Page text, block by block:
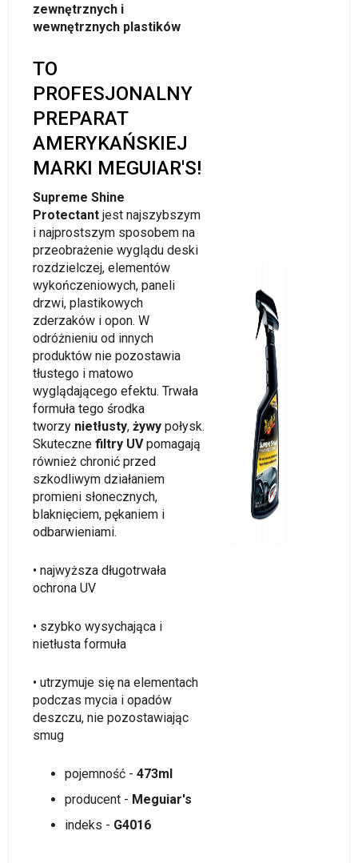
zewnętrznych i
wewnętrznych plastików
TO
PROFESJONALNY
PREPARAT
AMERYKAŃSKIEJ
MARKI MEGUIAR'S!
Supreme Shine
Protectant jest najszybszym
i najprostszym sposobem na
przeobrażenie wyglądu deski
rozdzielczej, elementów
wykończeniowych, paneli
drzwi, plastikowych
zderzaków i opon. W
odróżnieniu od innych
produktów nie pozostawia
tłustego i matowo
wyglądającego efektu. Trwała
formuła tego środka
tworzy nietłusty, żywy połysk.
Skuteczne filtry UVpomagają
również chronić przed
szkodliwym działaniem
promieni słonecznych,
blaknięciem, pękaniem i
odbarwieniami.
• najwyższa długotrwała
ochrona UV
• szybko wysychająca i
nietłusta formuła
• utrzymuje się na elementach
podczas mycia i opadów
deszczu, nie pozostawiając
smug
pojemność - 473ml
producent - Meguiar's
indeks - G4016